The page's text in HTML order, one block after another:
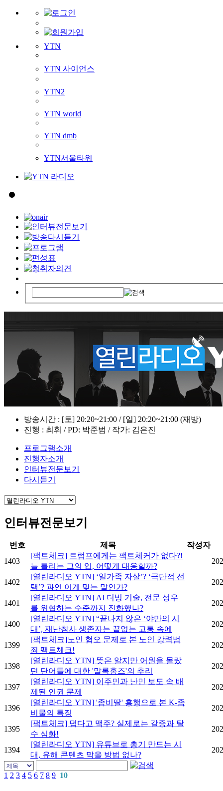
YTN
YTN 사이언스
YTN2
YTN world
YTN dmb
YTN서울타워
방송시간 : [토] 20:20~21:00 / [일] 20:20~21:00 (재방)
진행 : 최휘 / PD: 박준범 / 작가: 김은진
프로그램소개
진행자소개
인터뷰전문보기
다시듣기
인터뷰전문보기
번호 제목
작성자
1403
[팩트체크] 트럼프에게는 팩트체커가 없다?!
늘 틀리는 그의 입, 어떻게 대응할까?
1402
[열린라디오 YTN] ‘일가족 자살’? ‘극단적 선
택’? 과연 이게 맞는 말인가?
1401
[열린라디오 YTN] AI 더빙 기술, 전문 성우
를 위협하는 수준까지 진화했나?
1400
[열린라디오 YTN] “끝나지 않은 ‘야만의 시
대’, 재난참사 생존자는 끝없는 고통 속에
1399
[팩트체크]노인 혐오 문제로 본 노인 강력범
죄 팩트체크!
1398
[열린라디오 YTN] 뜻은 알지만 어원을 몰랐
던 단어들에 대한 '말록홈즈'의 추리
1397
[열린라디오 YTN] 이주민과 난민 보도 속 배
제된 인권 문제
1396
[열린라디오 YTN] '좀비딸' 흥행으로 본 K-좀
비물의 특징
1395
[팩트체크] 덥다고 맥주? 실제로는 갈증과 탈
수 심화!
1394
[열린라디오 YTN] 유튜브로 총기 만드는 시
대, 유해 콘텐츠 막을 방법 없나?
1 2 3 4 5 6 7 8 9 10